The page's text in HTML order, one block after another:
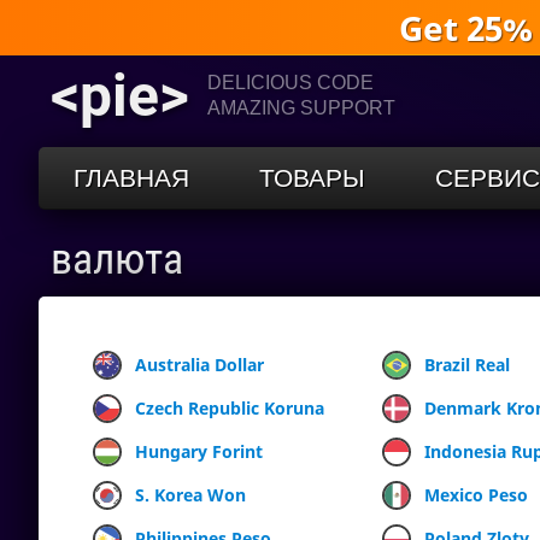
Get
<pie>
DELICIOUS CODE
AMAZING SUPPORT
ГЛАВНАЯ ТОВАРЫ
валюта
Australia Dollar Brazil Real
Czech Republic Koruna
Denmark
Hungary Forint
Indonesia
S. Korea Won
Mexico Peso